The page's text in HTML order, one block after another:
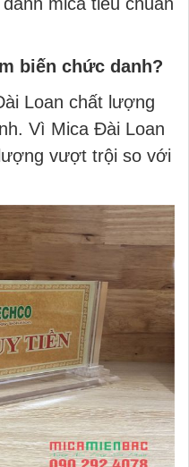
biến chức danh?
Loan chất lượng
Vì Mica Đài Loan
vượt trội so với